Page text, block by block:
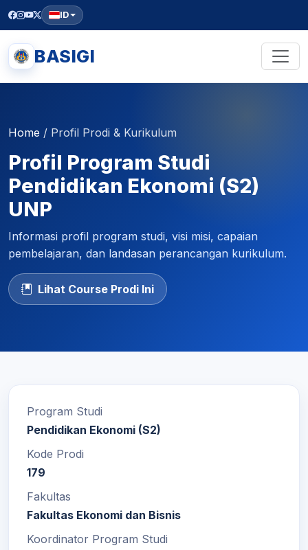
ID
BASIGI
Home / Profil Prodi & Kurikulum
Profil Program Studi
Pendidikan Ekonomi (S2)
UNP
Informasi profil program studi, visi misi, capaian
pembelajaran, dan landasan perancangan kurikulum.
Lihat Course Prodi Ini
Program Studi
Pendidikan Ekonomi (S2)
Kode Prodi
179
Fakultas
Fakultas Ekonomi dan Bisnis
Koordinator Program Studi